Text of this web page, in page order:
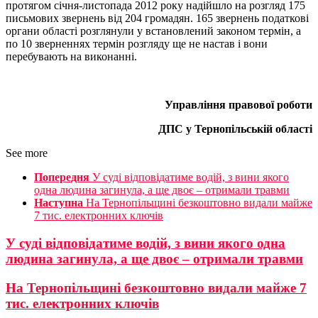
протягом січня-листопада 2012 року надійшло на розгляд 175
письмових звернень від 204 громадян. 165 звернень податкові
органи області розглянули у встановлений законом термін, а
по 10 зверненнях термін розгляду ще не настав і вони
перебувають на виконанні.
Управління правової роботи
ДПС у Тернопільській області
See more
Попередня У суді відповідатиме водій, з вини якого
одна людина загинула, а ще двоє – отримали травми
Наступна На Тернопільщині безкоштовно видали майже
7 тис. електронних ключів
У суді відповідатиме водій, з вини якого одна
людина загинула, а ще двоє – отримали травми
На Тернопільщині безкоштовно видали майже 7
тис. електронних ключів